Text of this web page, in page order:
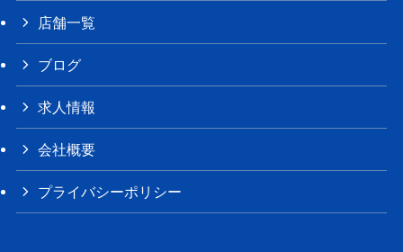
店舗一覧
ブログ
求人情報
会社概要
プライバシーポリシー